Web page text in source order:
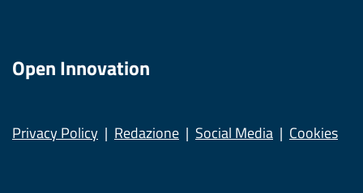
Open Innovation
Privacy Policy Redazione Social Media Cookies